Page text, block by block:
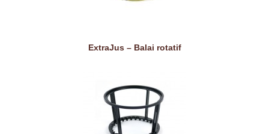
ExtraJus – Balai rotatif